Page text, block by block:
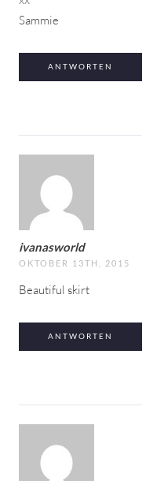
Sammie
ANTWORTEN
ivanasworld
OKTOBER 13TH, 2015
Beautiful skirt
ANTWORTEN